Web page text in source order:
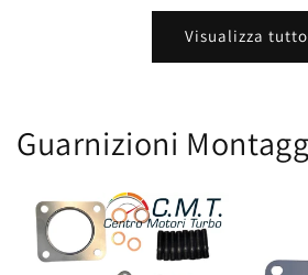
Visualizza tutto
Guarnizioni